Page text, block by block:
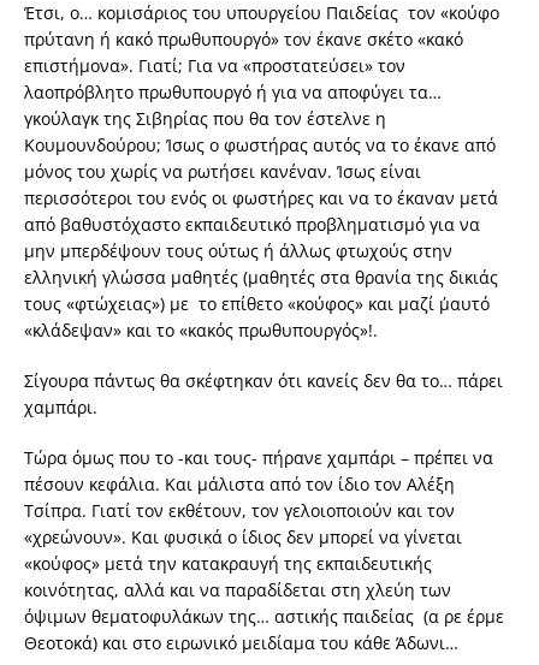
Έτσι, ο… κομισάριος του υπουργείου Παιδείας τον «κούφο
πρύτανη ή κακό πρωθυπουργό» τον έκανε σκέτο «κακό
επιστήμονα». Γιατί; Για να «προστατεύσει» τον
λαοπρόβλητο πρωθυπουργό ή για να αποφύγει τα…
γκούλαγκ της Σιβηρίας που θα τον έστελνε η
Κουμουνδούρου; Ίσως ο φωστήρας αυτός να το έκανε από
μόνος του χωρίς να ρωτήσει κανέναν. Ίσως είναι
περισσότεροι του ενός οι φωστήρες και να το έκαναν μετά
από βαθυστόχαστο εκπαιδευτικό προβληματισμό για να
μην μπερδέψουν τους ούτως ή άλλως φτωχούς στην
ελληνική γλώσσα μαθητές (μαθητές στα θρανία της δικιάς
τους «φτώχειας») με το επίθετο «κούφος» και μαζί μ΄αυτό
«κλάδεψαν» και το «κακός πρωθυπουργός»!.
Σίγουρα πάντως θα σκέφτηκαν ότι κανείς δεν θα το… πάρει
χαμπάρι.
Τώρα όμως που το -και τους- πήρανε χαμπάρι – πρέπει να
πέσουν κεφάλια. Και μάλιστα από τον ίδιο τον Αλέξη
Τσίπρα. Γιατί τον εκθέτουν, τον γελοιοποιούν και τον
«χρεώνουν». Και φυσικά ο ίδιος δεν μπορεί να γίνεται
«κούφος» μετά την κατακραυγή της εκπαιδευτικής
κοινότητας, αλλά και να παραδίδεται στη χλεύη των
όψιμων θεματοφυλάκων της… αστικής παιδείας (α ρε έρμε
Θεοτοκά) και στο ειρωνικό μειδίαμα του κάθε Άδωνι…